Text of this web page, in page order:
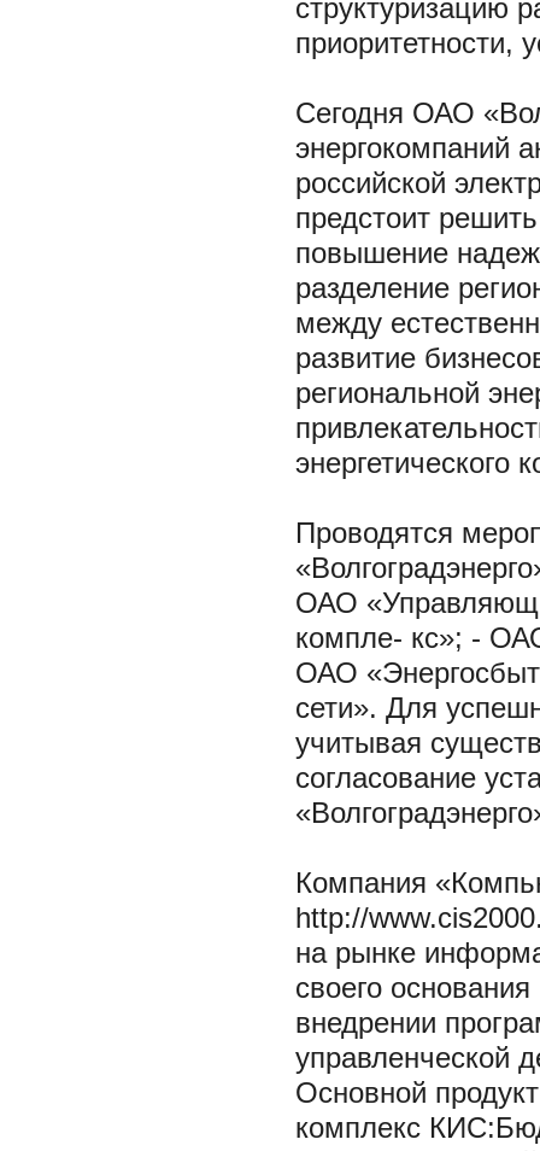
структуризацию
приоритетности,
Сегодня ОАО
энергокомпаний
российской
предстоит
повышение
разделение
между
развитие
региональной
энергетического
Проводятся
ОАО
компле- кс»; -
ОАО
сети». Для
учитывая
согласование
Компания
http://
на рынке
своего
внедрении
управленческой
Основной
комплекс